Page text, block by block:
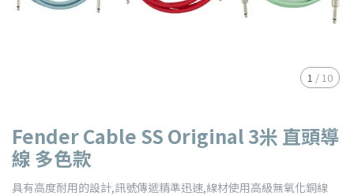
1 / 10
Fender Cable SS Original 3米 直頭導
線 多色款
具有高度耐用的設計,訊號傳遞精準迅速,線材使用高級無氧化銅線